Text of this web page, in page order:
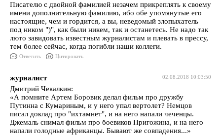
Писателю с двойной фамилией незачем прикреплять к своему
имени дополнительную фамилию, ибо обе упомянутые его
настоящие, чем и гордится, а вы, неведомый злопыхатель
под ником ")", как были никем, так и останетесь. Не надо так
люто завидовать известным журналистам и плевать в прессу,
тем более сейчас, когда погибли наши коллеги.
Ответить Цитировать
02.08.2018 10:03:50
журналист
Дмитрий Чекалкин:
«А помните Артем Боровик делал фильм про дружбу
Путинна с Кумариным, и у него упал вертолет? Немцов
писал доклад про "ихтамнет", и на него напали чеченцы.
Джемаль снимал фильм про боевиков Пригожина, и на него
напали голодные африканцы. Бывают же совпадения...»